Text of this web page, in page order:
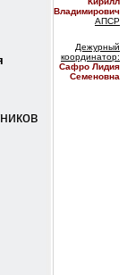
Владимирович
АПСР
Дежурный
координатор:
Сафро Лидия
Семеновна